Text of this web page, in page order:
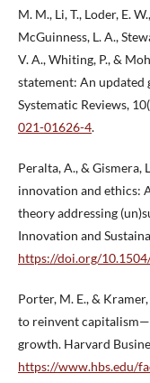
M. M., Li, T., Loder, E.
McGuinness, L. A.,
V. A., Whiting, P., &
statement: An
Systematic Reviews,
021-01626-4.
Peralta, A., & Gismera,
innovation and ethics:
theory addressing
Innovation and
https://doi.org/
Porter, M. E., &
to reinvent
growth. Harvard
https://www.hbs.edu/